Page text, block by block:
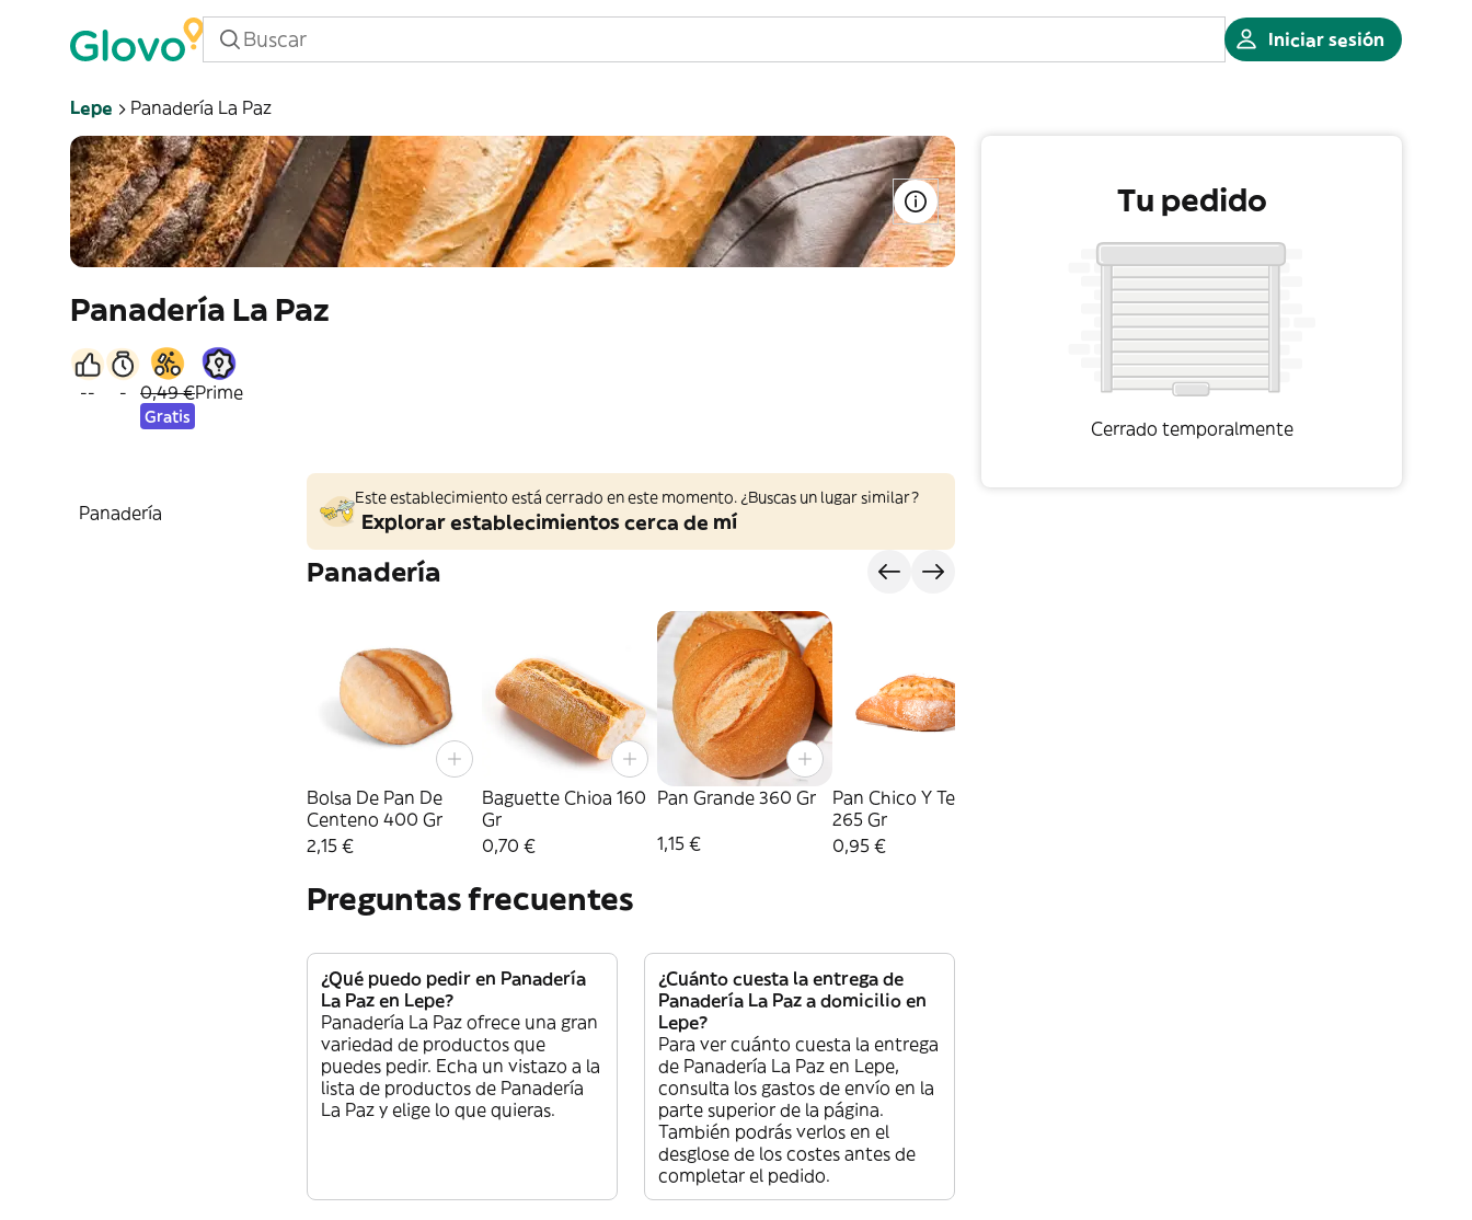
Iniciar sesión
Lepe Panadería La Paz
Panadería La Paz
-- - 0,49 €
Gratis
Prime
Panadería
Este establecimiento está cerrado en este momento. ¿Buscas un lugar similar?
Explorar establecimientos cerca de mí
Panadería
Bolsa De Pan De
Centeno 400 Gr
2,15 €
Baguette Chioa 160
Gr
0,70 €
Pan Grande 360 Gr
1,15 €
Pan Chico Y Telera
265 Gr
0,95 €
Preguntas frecuentes
¿Qué puedo pedir en Panadería
La Paz en Lepe?
Panadería La Paz ofrece una gran
variedad de productos que
puedes pedir. Echa un vistazo a la
lista de productos de Panadería
La Paz y elige lo que quieras.
¿Cuánto cuesta la entrega de
Panadería La Paz a domicilio en
Lepe?
Para ver cuánto cuesta la entrega
de Panadería La Paz en Lepe,
consulta los gastos de envío en la
parte superior de la página.
También podrás verlos en el
desglose de los costes antes de
completar el pedido.
Tu pedido
Cerrado temporalmente